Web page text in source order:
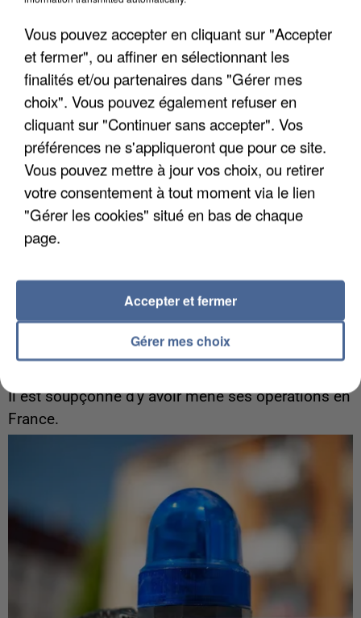
Une touriste de l’Oise emportée par une coulée de
boue en Haute-Savoie
Son corps a été retrouvé à cinq kilomètres de là.
L’un des fondateurs supposés de la DZ Mafia
Il est soupçonné d'y avoir mené ses opérations en
France.
Vous pouvez accepter en cliquant sur "Accepter
et fermer", ou affiner en sélectionnant les
finalités et/ou partenaires dans "Gérer mes
choix". Vous pouvez également refuser en
cliquant sur "Continuer sans accepter". Vos
préférences ne s'appliqueront que pour ce site.
Vous pouvez mettre à jour vos choix, ou retirer
votre consentement à tout moment via le lien
"Gérer les cookies" situé en bas de chaque
page.
Gérer mes choix
Accepter et fermer